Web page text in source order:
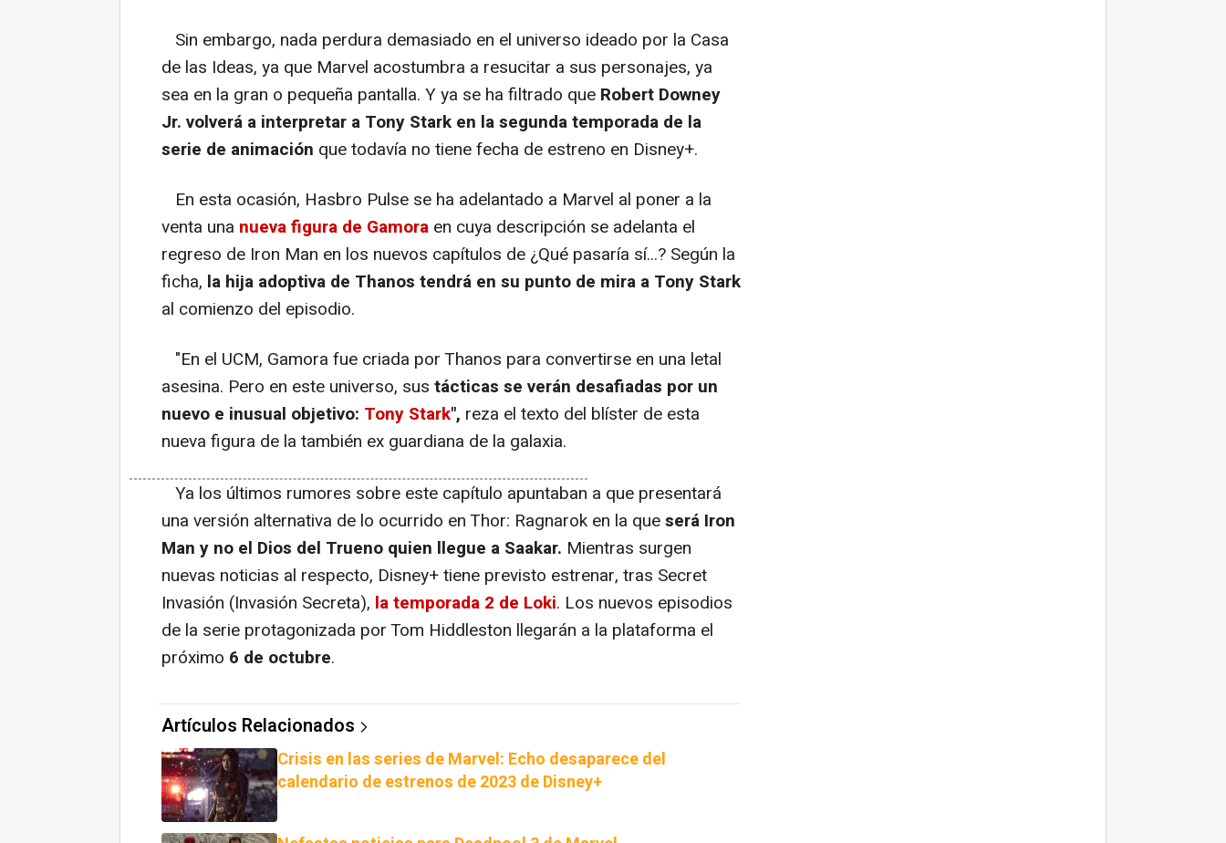
Sin embargo, nada perdura demasiado en el universo ideado por la Casa
de las Ideas, ya que Marvel acostumbra a resucitar a sus personajes, ya
sea en la gran o pequeña pantalla. Y ya se ha filtrado que Robert Downey
Jr. volverá a interpretar a Tony Stark en la segunda temporada de la
serie de animación que todavía no tiene fecha de estreno en Disney+.
En esta ocasión, Hasbro Pulse se ha adelantado a Marvel al poner a la
venta una nueva figura de Gamora en cuya descripción se adelanta el
regreso de Iron Man en los nuevos capítulos de ¿Qué pasaría sí...? Según la
ficha, la hija adoptiva de Thanos tendrá en su punto de mira a Tony Stark
al comienzo del episodio.
"En el UCM, Gamora fue criada por Thanos para convertirse en una letal
asesina. Pero en este universo, sus tácticas se verán desafiadas por un
nuevo e inusual objetivo: Tony Stark", reza el texto del blíster de esta
nueva figura de la también ex guardiana de la galaxia.
Ya los últimos rumores sobre este capítulo apuntaban a que presentará
una versión alternativa de lo ocurrido en Thor: Ragnarok en la queserá Iron
Man y no el Dios del Trueno quien llegue a Saakar. Mientras surgen
nuevas noticias al respecto, Disney+ tiene previsto estrenar, tras Secret
Invasión (Invasión Secreta), la temporada 2 de Loki. Los nuevos episodios
de la serie protagonizada por Tom Hiddleston llegarán a la plataforma el
próximo 6 de octubre.
Artículos Relacionados
Crisis en las series de Marvel: Echo desaparece del
calendario de estrenos de 2023 de Disney+